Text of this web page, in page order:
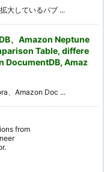
大しているパブ ...
、Amazon Neptune
Table, differe
DocumentDB, Amaz
、Amazon Doc ...
from
.